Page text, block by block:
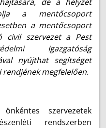
a mentőcsoport
a mentőcsoport
civil szervezet a Pest
Igazgatóság
nyújthat segítséget
megfelelően.
szervezetek
rendszerben